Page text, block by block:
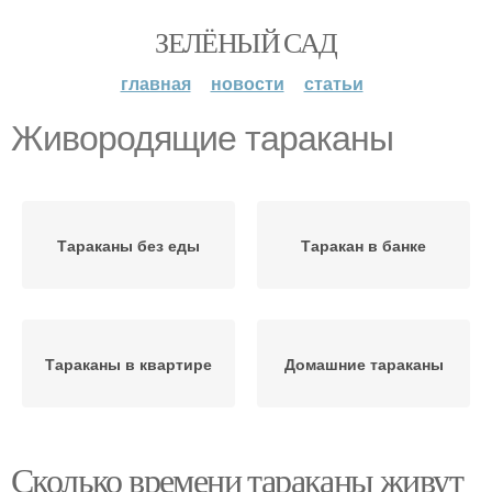
ЗЕЛЁНЫЙ САД
главная новости статьи
Живородящие тараканы
Тараканы без еды Таракан в банке
Тараканы в квартире Домашние тараканы
Сколько времени тараканы живут